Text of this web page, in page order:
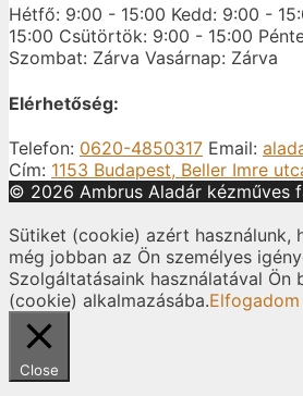
Hétfő: 9:00 - 15:00 Kedd: 9:00 -
15:00 Csütörtök: 9:00 - 15:00
Szombat: Zárva Vasárnap: Zárva
Elérhetőség:
Telefon: 0620-4850317 Email:
Cím: 1153 Budapest, Beller Imre
© 2026 Ambrus Aladár kézműves
Sütiket (cookie) azért használunk,
még jobban az Ön személyes
Szolgáltatásaink használatával Ön
(cookie) alkalmazásába.Elfogadom
Close